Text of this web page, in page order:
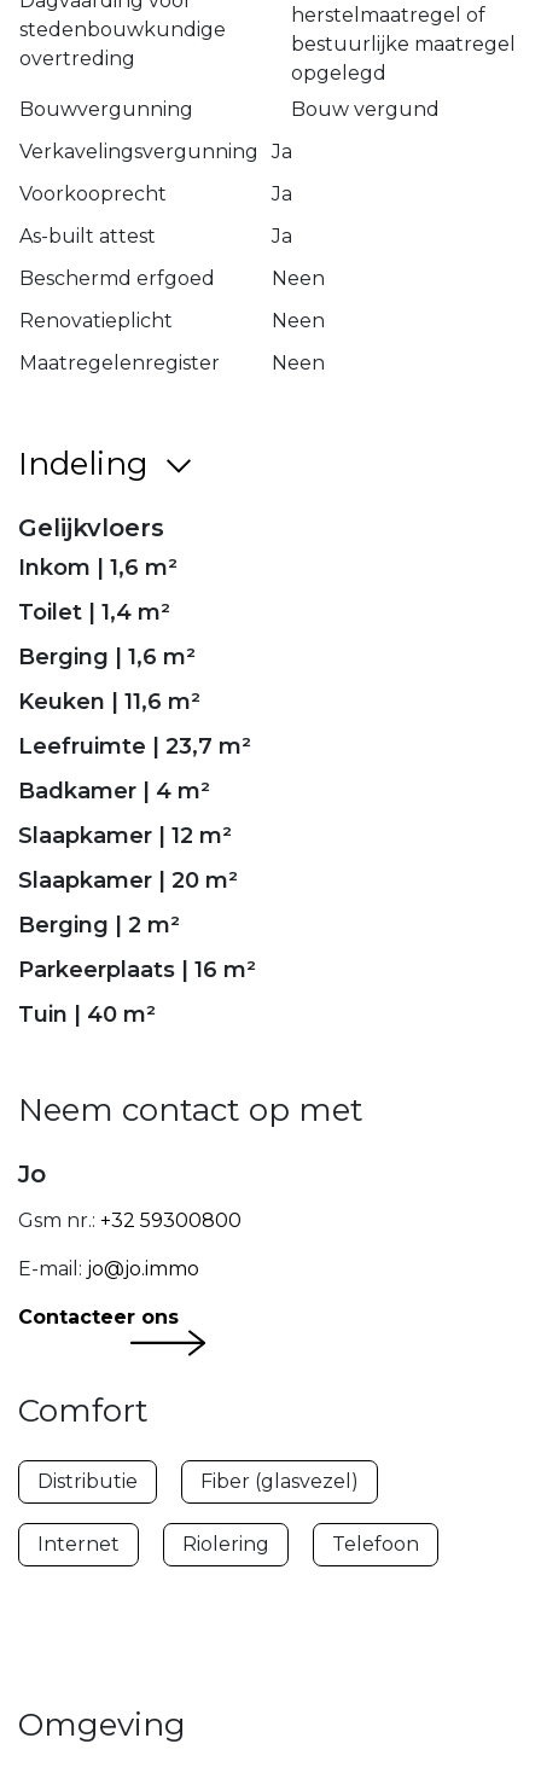
stedenbouwkundige
overtreding
herstelmaatregel of
bestuurlijke maatregel
opgelegd
Bouwvergunning
Bouw vergund
Verkavelingsvergunning
Ja
Voorkooprecht
Ja
As-built attest
Ja
Beschermd erfgoed
Neen
Renovatieplicht
Neen
Maatregelenregister
Neen
Indeling
Gelijkvloers
Inkom | 1,6 m²
Toilet | 1,4 m²
Berging | 1,6 m²
Keuken | 11,6 m²
Leefruimte | 23,7 m²
Badkamer | 4 m²
Slaapkamer | 12 m²
Slaapkamer | 20 m²
Berging | 2 m²
Parkeerplaats | 16 m²
Tuin | 40 m²
Neem contact op met
Jo
Gsm nr.: +32 59300800
E-mail: jo@jo.immo
Contacteer ons
Comfort
Distributie Fiber (glasvezel)
Internet Riolering Telefoon
Omgeving